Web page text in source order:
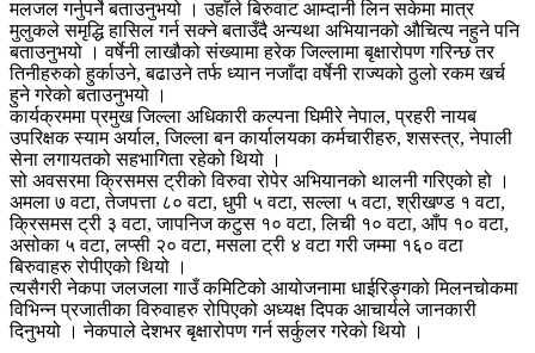
मलजल गर्नुपर्ने बताउनुभयो । उहाँले बिरुवाट आम्दानी लिन सकेमा मात्र
मुलुकले समृद्धि हासिल गर्न सक्ने बताउँदै अन्यथा अभियानको औचित्य नहुने पनि
बताउनुभयो । वर्षेनी लाखौको संख्यामा हरेक जिल्लामा बृक्षारोपण गरिन्छ तर
तिनीहरुको हुर्काउने, बढाउने तर्फ ध्यान नजाँदा वर्षेनी राज्यको ठुलो रकम खर्च
हुने गरेको बताउनुभयो ।
कार्यक्रममा प्रमुख जिल्ला अधिकारी कल्पना घिमीरे नेपाल, प्रहरी नायब
उपरिक्षक स्याम अर्याल, जिल्ला बन कार्यालयका कर्मचारीहरु, शसस्त्र, नेपाली
सेना लगायतको सहभागिता रहेको थियो ।
सो अवसरमा क्रिसमस ट्रीको विरुवा रोपेर अभियानको थालनी गरिएको हो ।
अमला ७ वटा, तेजपत्ता ८० वटा, धुपी ५ वटा, सल्ला ५ वटा, श्रीखण्ड १ वटा,
क्रिसमस ट्री ३ वटा, जापनिज कटुस १० वटा, लिची १० वटा, आँप १० वटा,
असोका ५ वटा, लप्सी २० वटा, मसला ट्री ४ वटा गरी जम्मा १६० वटा
बिरुवाहरु रोपीएको थियो ।
त्यसैगरी नेकपा जलजला गाउँ कमिटिको आयोजनामा धाईरिङ्गको मिलनचोकमा
विभिन्न प्रजातीका विरुवाहरु रोपिएको अध्यक्ष दिपक आचार्यले जानकारी
दिनुभयो । नेकपाले देशभर बृक्षारोपण गर्न सर्कुलर गरेको थियो ।